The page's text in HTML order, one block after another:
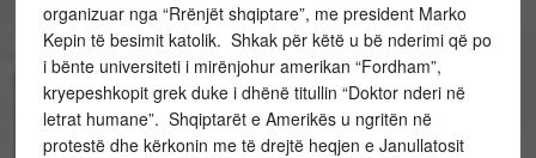
organizuar nga “Rrënjët shqiptare”, me president Marko
Kepin të besimit katolik. Shkak për këtë u bë nderimi që po
i bënte universiteti i mirënjohur amerikan “Fordham”,
kryepeshkopit grek duke i dhënë titullin “Doktor nderi në
letrat humane”. Shqiptarët e Amerikës u ngritën në
protestë dhe kërkonin me të drejtë heqjen e Janullatosit